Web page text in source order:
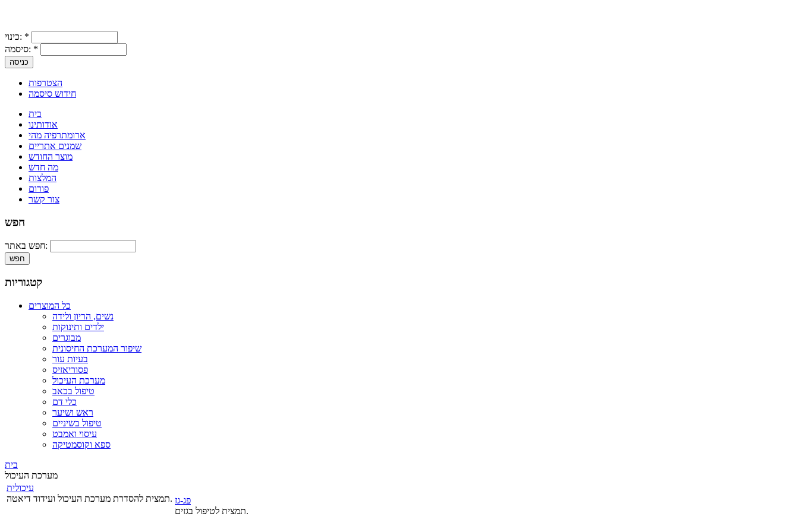
כינוי: *
סיסמה: *
הצטרפות
חידוש סיסמה
בית
אודותינו
ארומתרפיה מהי
שמנים אתריים
מוצר החודש
מה חדש
המלצות
פורום
צור קשר
חפש
חפש באתר:
קטגוריות
כל המוצרים
נשים, הריון ולידה
ילדים ותינוקות
מבוגרים
שיפור המערכת החיסונית
בעיות עור
פסוריאזיס
מערכת העיכול
טיפול בכאב
כלי דם
ראש ושיער
טיפול בשיניים
עיסוי ואמבט
ספא וקוסמטיקה
בית
מערכת העיכול
עיכולית
תמצית להסדרת מערכת העיכול ועידוד דיאטה. פג-גז
תמצית לטיפול בגזים.